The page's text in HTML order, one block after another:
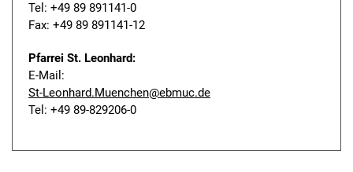
Tel: +49 89 891141-0
Fax: +49 89 891141-12
Pfarrei St. Leonhard:
E-Mail:
St-Leonhard.Muenchen@ebmuc.de
Tel: +49 89-829206-0